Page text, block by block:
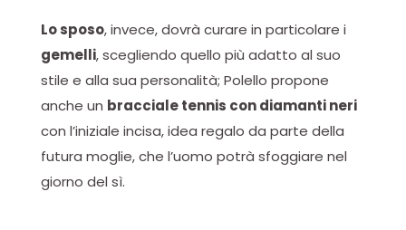
Lo sposo, invece, dovrà curare in particolare i
gemelli, scegliendo quello più adatto al suo
stile e alla sua personalità; Polello propone
anche un bracciale tennis con diamanti neri
con l’iniziale incisa, idea regalo da parte della
futura moglie, che l’uomo potrà sfoggiare nel
giorno del sì.